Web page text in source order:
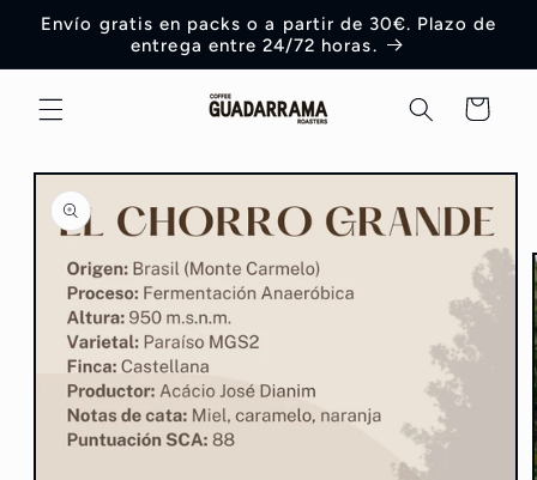
directamente
al contenido
Envío gratis en packs o a partir de 30€. Plazo de
entrega entre 24/72 horas.
Carrito
directamente
información
del producto